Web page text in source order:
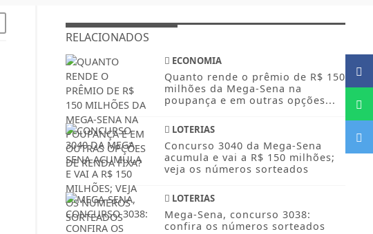
RELACIONADOS
ECONOMIA
Quanto rende o prêmio de R$ 150
milhões da Mega-Sena na
poupança e em outras opções...
LOTERIAS
Concurso 3040 da Mega-Sena
acumula e vai a R$ 150 milhões;
veja os números sorteados
LOTERIAS
Mega-Sena, concurso 3038:
confira os números sorteados